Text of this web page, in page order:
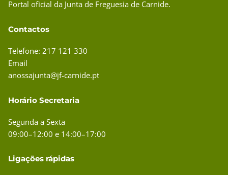
Portal oficial da Junta de Freguesia de Carnide.
Contactos
Telefone: 217 121 330
Email
anossajunta@jf-carnide.pt
Horário Secretaria
Segunda a Sexta
09:00–12:00 e 14:00–17:00
Ligações rápidas